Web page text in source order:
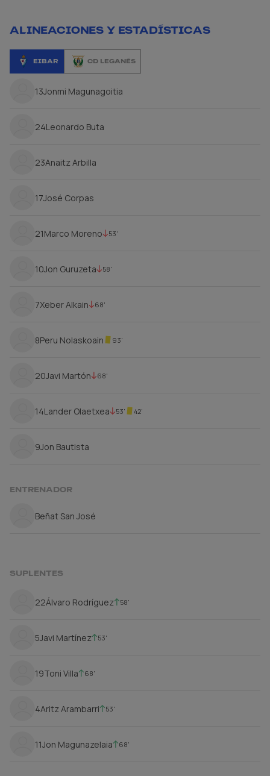
ALINEACIONES Y ESTADÍSTICAS
13Jonmi Magunagoitia
24Leonardo Buta
23Anaitz Arbilla
17José Corpas
21Marco Moreno 53'
10Jon Guruzeta 58'
7Xeber Alkain 68'
8Peru Nolaskoain 93'
20Javi Martón 68'
14Lander Olaetxea 53' 42'
9Jon Bautista
ENTRENADOR
Beñat San José
SUPLENTES
22Álvaro Rodríguez 58'
5Javi Martínez 53'
19Toni Villa 68'
4Aritz Arambarri 53'
11Jon Magunazelaia 68'
EIBAR CD LEGANÉS